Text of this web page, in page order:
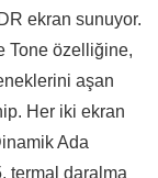
ekran sunuyor.
Tone özelliğine,
aşan
Her iki ekran
Ada
termal daralma